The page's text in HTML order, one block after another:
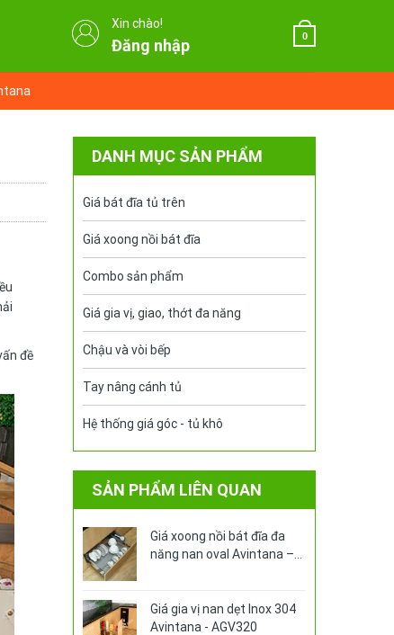
Xin chào!
Đăng nhập
0
đề
DANH MỤC SẢN PHẨM
Giá bát đĩa tủ trên
Giá xoong nồi bát đĩa
Combo sản phẩm
Giá gia vị, giao, thớt đa năng
Chậu và vòi bếp
Tay nâng cánh tủ
Hệ thống giá góc - tủ khô
SẢN PHẨM LIÊN QUAN
Giá xoong nồi bát đĩa đa
năng nan oval Avintana –
Giá gia vị nan dẹt Inox 304
Avintana - AGV320